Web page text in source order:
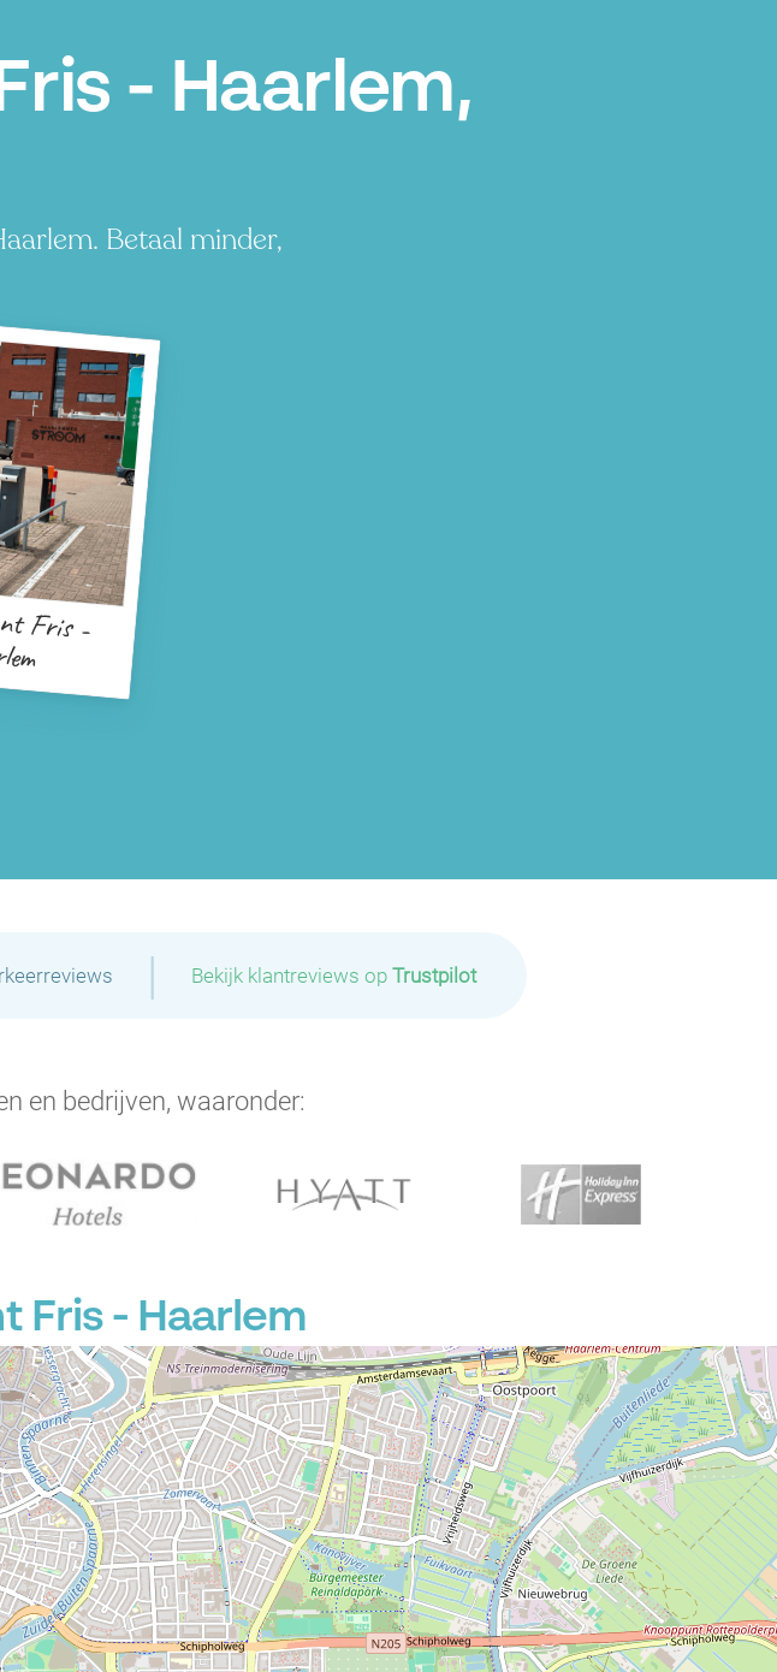
- Haarlem,
Betaal minder,
Fris -
| Bekijk klantreviews op Trustpilot
en bedrijven, waaronder:
Fris - Haarlem
P
P